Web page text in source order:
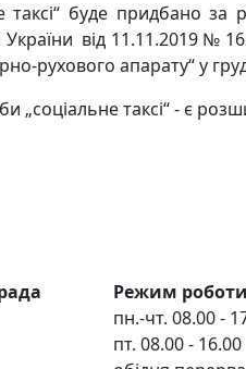
таксі“ буде придбано
від 11.11.2019 №
рухового апарату“ у
таксі“ - є
Режим роботи
пн.-чт. 08.00 -
пт. 08.00 - 16.00